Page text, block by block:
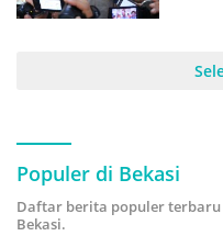
Populer di Bekasi
Daftar berita populer terbaru
Bekasi.